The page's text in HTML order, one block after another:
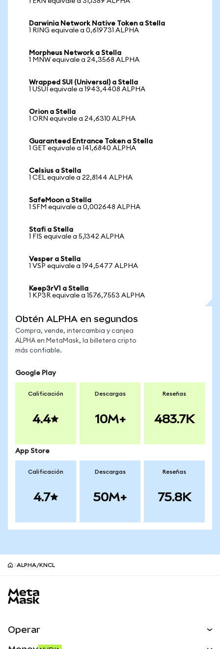
Darwinia Network Native Token a Stella
1 RING equivale a 0,619731 ALPHA
Morpheus Network a Stella
1 MNW equivale a 24,3568 ALPHA
Wrapped SUI (Universal) a Stella
1 USUI equivale a 1943,4408 ALPHA
Orion a Stella
1 ORN equivale a 24,6310 ALPHA
Guaranteed Entrance Token a Stella
1 GET equivale a 141,6840 ALPHA
Celsius a Stella
1 CEL equivale a 22,8144 ALPHA
SafeMoon a Stella
1 SFM equivale a 0,002648 ALPHA
Stafi a Stella
1 FIS equivale a 5,1342 ALPHA
Vesper a Stella
1 VSP equivale a 194,5477 ALPHA
Keep3rV1 a Stella
1 KP3R equivale a 1576,7553 ALPHA
Obtén ALPHA en segundos
Compra, vende, intercambia y canjea
ALPHA en MetaMask, la billetera cripto
más confiable.
Google Play
Calificación
4.4
Descargas
10M+
Reseñas
483.7K
App Store
Calificación
4.7
Descargas
50M+
Reseñas
75.8K
ALPHA/KNCL
Operar